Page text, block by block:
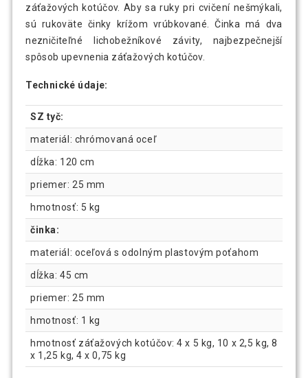
záťažových kotúčov. Aby sa ruky pri cvičení nešmýkali,
sú rukoväte činky krížom vrúbkované. Činka má dva
nezničiteľné lichobežníkové závity, najbezpečnejší
spôsob upevnenia záťažových kotúčov.
Technické údaje:
SZ tyč:
materiál: chrómovaná oceľ
dĺžka: 120 cm
priemer: 25 mm
hmotnosť: 5 kg
činka:
materiál: oceľová s odolným plastovým poťahom
dĺžka: 45 cm
priemer: 25 mm
hmotnosť: 1 kg
hmotnosť záťažových kotúčov: 4 x 5 kg, 10 x 2,5 kg, 8
x 1,25 kg, 4 x 0,75 kg